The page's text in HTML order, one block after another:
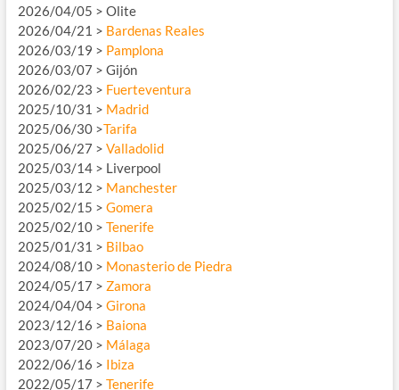
2026/04/05 > Olite
2026/04/21 > Bardenas Reales
2026/03/19 > Pamplona
2026/03/07 > Gijón
2026/02/23 > Fuerteventura
2025/10/31 > Madrid
2025/06/30 >Tarifa
2025/06/27 > Valladolid
2025/03/14 > Liverpool
2025/03/12 > Manchester
2025/02/15 > Gomera
2025/02/10 > Tenerife
2025/01/31 > Bilbao
2024/08/10 > Monasterio de Piedra
2024/05/17 > Zamora
2024/04/04 > Girona
2023/12/16 > Baiona
2023/07/20 > Málaga
2022/06/16 > Ibiza
2022/05/17 > Tenerife